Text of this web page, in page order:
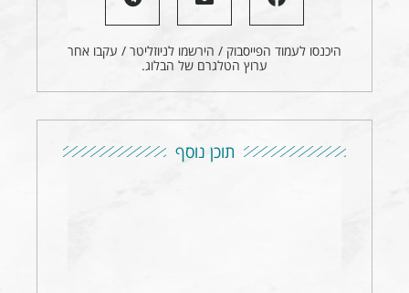
היכנסו לעמוד הפייסבוק / הירשמו לניוזליטר / עקבו אחר
ערוץ הטלגרם של הבלוג.
תוכן נוסף